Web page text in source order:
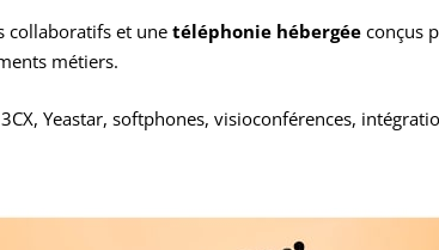
collaboratifs et une téléphonie hébergée conçus
métiers.
Yeastar, softphones, visioconférences,